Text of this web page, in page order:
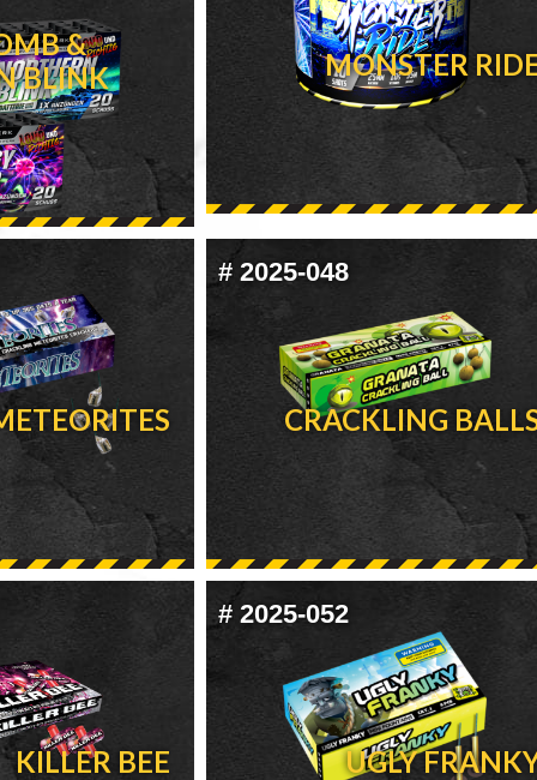
&
BLINK
MONSTER
# 2025-048
CRACKLING
KILLER BEE
# 2025-052
UGLY